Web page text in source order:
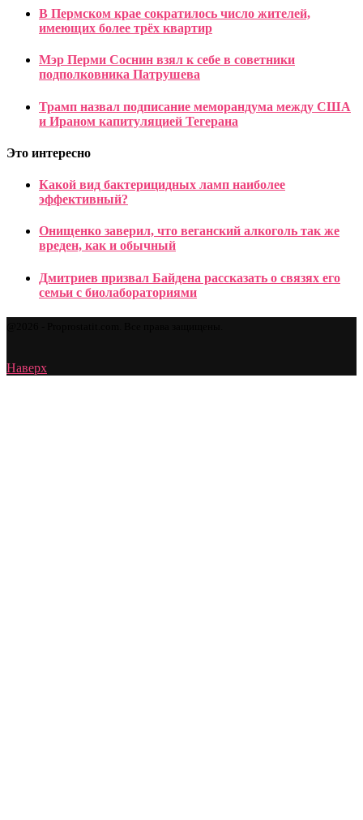
В Пермском крае сократилось число жителей,
имеющих более трёх квартир
Мэр Перми Соснин взял к себе в советники
подполковника Патрушева
Трамп назвал подписание меморандума между США
и Ираном капитуляцией Тегерана
Это интересно
Какой вид бактерицидных ламп наиболее
эффективный?
Онищенко заверил, что веганский алкоголь так же
вреден, как и обычный
Дмитриев призвал Байдена рассказать о связях его
семьи с биолабораториями
Наверх